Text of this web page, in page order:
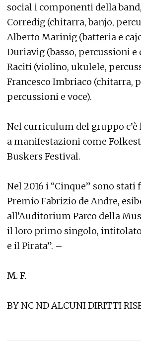
social i componenti della
Corredig (chitarra, banjo,
Alberto Marinig (batteria e
Duriavig (basso, percussioni e
Raciti (violino, ukulele,
Francesco Imbriaco (chitarra,
percussioni e voce).
Nel curriculum del gruppo
a manifestazioni come
Buskers Festival.
Nel 2016 i “Cinque” sono
Premio Fabrizio de Andre,
all’Auditorium Parco della
il loro primo singolo, intitolato
e il Pirata”. –
M. F.
BY NC ND ALCUNI DIRITTI